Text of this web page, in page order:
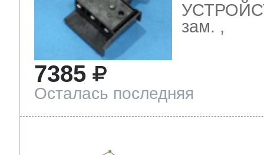
зам. ,
7385
Осталась последняя